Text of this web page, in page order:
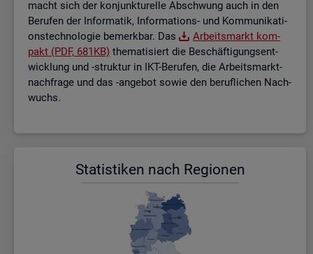
macht sich der kon­junk­tu­rel­le Ab­schwung auch in den
Be­ru­fen der In­for­ma­tik, In­for­ma­ti­ons- und Kom­mu­ni­ka­ti­
ons­tech­no­lo­gie be­merk­bar. Das
Ar­beits­markt kom­
pakt (PDF, 681KB) the­ma­ti­siert die Be­schäf­ti­gungs­ent­
wick­lung und -struk­tur in IKT-Be­ru­fen, die Ar­beits­markt­
nach­fra­ge und das -an­ge­bot sowie den be­ruf­li­chen Nach­
wuchs.
Sta­tis­ti­ken nach Re­gio­nen